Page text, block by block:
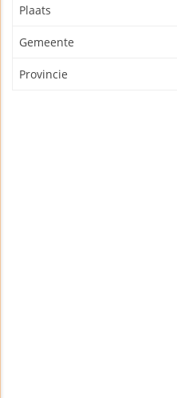
Plaats
Gemeente
Provincie